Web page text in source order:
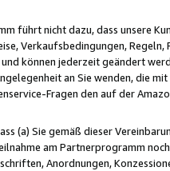
führt nicht dazu, dass unsere
Verkaufsbedingungen,
können jederzeit geändert
an Sie wenden, die
Fragen den auf der
(a) Sie gemäß dieser
am Partnerprogramm
Anordnungen,